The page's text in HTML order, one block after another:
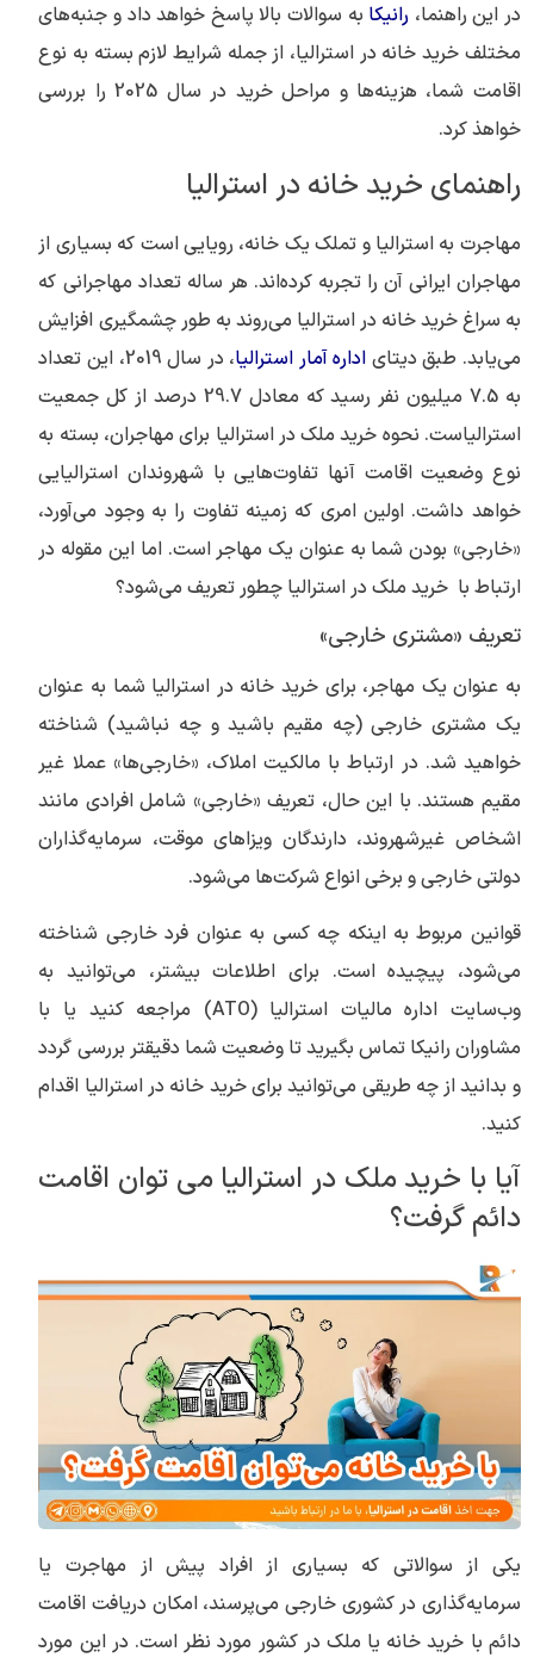
در این راهنما، رانیکا به سوالات بالا پاسخ خواهد داد و جنبه‌های
مختلف خرید خانه در استرالیا، از جمله شرایط لازم بسته به نوع
اقامت شما، هزینه‌ها و مراحل خرید در سال 2025 را بررسی
خواهذ کرد.
راهنمای خرید خانه در استرالیا
مهاجرت به استرالیا و تملک یک خانه، رویایی است که بسیاری از
مهاجران ایرانی آن را تجربه کرده‌اند. هر ساله تعداد مهاجرانی که
به سراغ خرید خانه در استرالیا می‌روند به طور چشمگیری افزایش
می‌یابد. طبق دیتای اداره آمار استرالیا
، در سال 2019، این تعداد
به 7.5 میلیون نفر رسید که معادل 29.7 درصد از کل جمعیت
استرالیاست. نحوه خرید ملک در استرالیا برای مهاجران، بسته به
نوع وضعیت اقامت آنها تفاوت‌هایی با شهروندان استرالیایی
خواهد داشت. اولین امری که زمینه تفاوت را به وجود می‌آورد،
«خارجی» بودن شما به عنوان یک مهاجر است. اما این مقوله در
ارتباط با خرید ملک در استرالیا چطور تعریف می‌شود؟
تعریف «مشتری خارجی»
به عنوان یک مهاجر، برای خرید خانه در استرالیا شما به عنوان
یک مشتری خارجی (چه مقیم باشید و چه نباشید) شناخته
خواهید شد. در ارتباط با مالکیت املاک، «خارجی‌ها» عملا غیر
مقیم هستند. با این حال، تعریف «خارجی» شامل افرادی مانند
اشخاص غیرشهروند، دارندگان ویزاهای موقت، سرمایه‌گذاران
دولتی خارجی و برخی انواع شرکت‌ها می‌شود.
قوانین مربوط به اینکه چه کسی به عنوان فرد خارجی شناخته
می‌شود، پیچیده است. برای اطلاعات بیشتر، می‌توانید به
وب‌سایت اداره مالیات استرالیا (ATO) مراجعه کنید یا با
مشاوران رانیکا تماس بگیرید تا وضعیت شما دقیقتر بررسی گردد
و بدانید از چه طریقی می‌توانید برای خرید خانه در استرالیا اقدام
کنید.
آیا با خرید ملک در استرالیا می توان اقامت
دائم گرفت؟
یکی از سوالاتی که بسیاری از افراد پیش از مهاجرت یا
سرمایه‌گذاری در کشوری خارجی می‎‌پرسند، امکان دریافت اقامت
دائم با خرید خانه یا ملک در کشور مورد نظر است. در این مورد